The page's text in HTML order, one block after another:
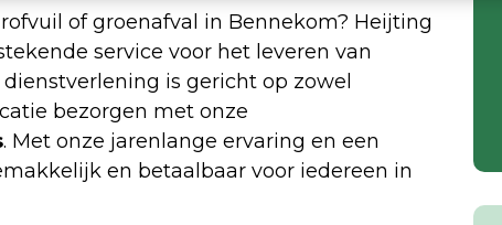
of groenafval in Bennekom? Heijting
service voor het leveren van
is gericht op zowel
bezorgen met onze
. Met onze jarenlange ervaring en een
en betaalbaar voor iedereen in